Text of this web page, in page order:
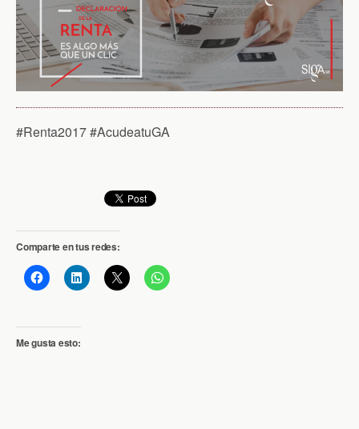
#Renta2017 #AcudeatuGA
Comparte en tus redes:
Me gusta esto: